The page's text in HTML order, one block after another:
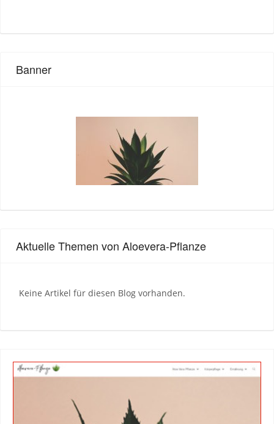
Banner
Aktuelle Themen von Aloevera-Pflanze
Keine Artikel für diesen Blog vorhanden.